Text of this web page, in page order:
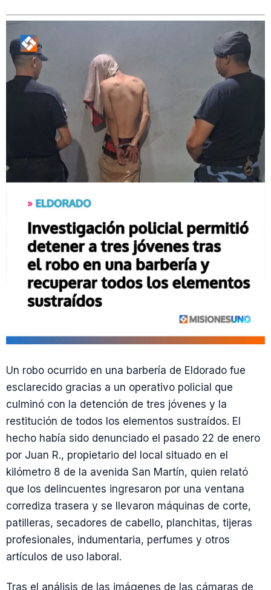
Un robo ocurrido en una barbería de Eldorado fue
esclarecido gracias a un operativo policial que
culminó con la detención de tres jóvenes y la
restitución de todos los elementos sustraídos. El
hecho había sido denunciado el pasado 22 de enero
por Juan R., propietario del local situado en el
kilómetro 8 de la avenida San Martín, quien relató
que los delincuentes ingresaron por una ventana
corrediza trasera y se llevaron máquinas de corte,
patilleras, secadores de cabello, planchitas, tijeras
profesionales, indumentaria, perfumes y otros
artículos de uso laboral.
Tras el análisis de las imágenes de las cámaras de